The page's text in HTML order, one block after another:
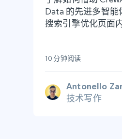
Data 的先进多智能
搜索引擎优化页面
10 分钟阅读
Antonello
技术写作